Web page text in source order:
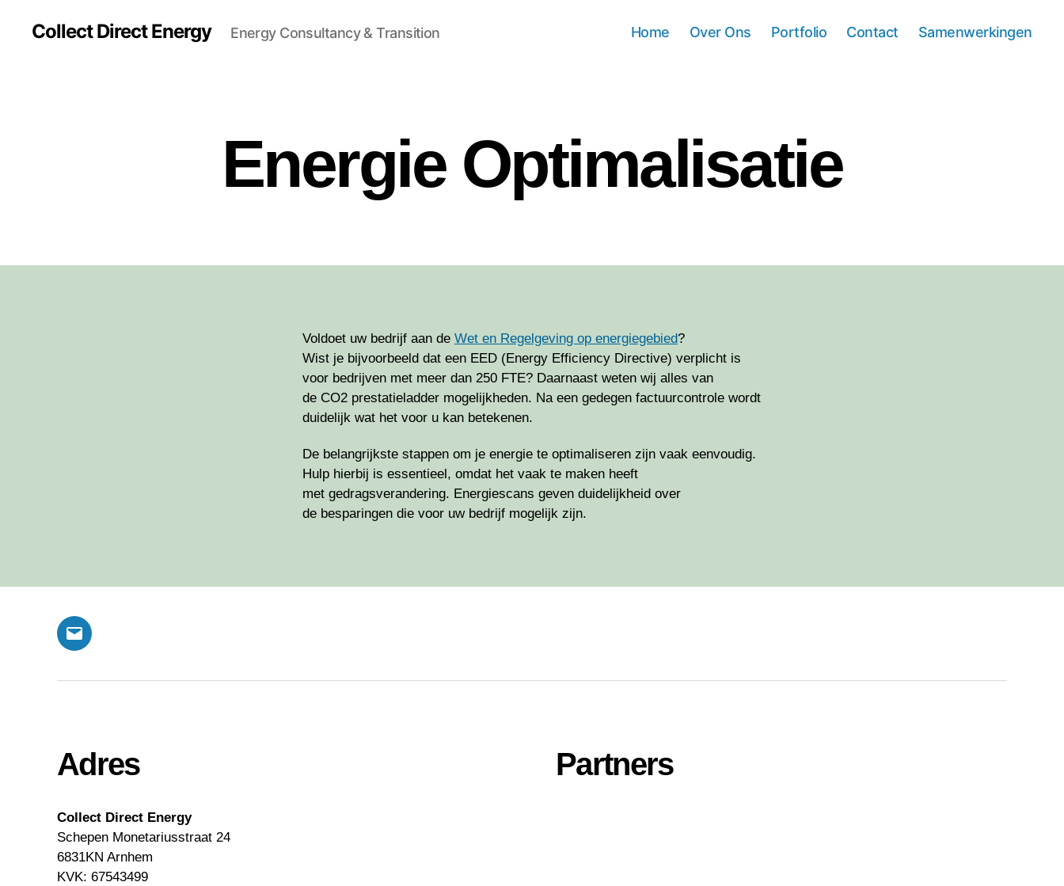
Collect Direct Energy Energy Consultancy & Transition Home Over Ons Portfolio Contact Samenwerkingen
Energie Optimalisatie
Voldoet uw bedrijf aan de Wet en Regelgeving op energiegebied?
Wist je bijvoorbeeld dat een EED (Energy Efficiency Directive) verplicht is
voor bedrijven met meer dan 250 FTE? Daarnaast weten wij alles van
de CO2 prestatieladder mogelijkheden. Na een gedegen factuurcontrole wordt
duidelijk wat het voor u kan betekenen.
De belangrijkste stappen om je energie te optimaliseren zijn vaak eenvoudig.
Hulp hierbij is essentieel, omdat het vaak te maken heeft
met gedragsverandering. Energiescans geven duidelijkheid over
de besparingen die voor uw bedrijf mogelijk zijn.
E-
Adres
Collect Direct Energy
Schepen Monetariusstraat 24
6831KN Arnhem
KVK: 67543499
Partners